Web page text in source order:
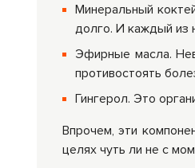
Минеральный
долго. И каждый из
Эфирные масла.
противостоять
Гингерол. Это
Впрочем, эти
целях чуть ли не с